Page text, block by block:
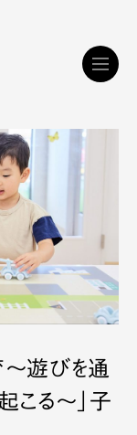
～遊びを通
こる～」子